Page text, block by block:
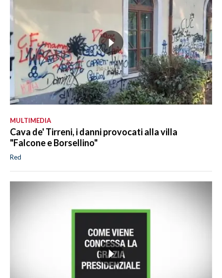
MULTIMEDIA
Cava de' Tirreni, i danni provocati alla villa
"Falcone e Borsellino"
Red